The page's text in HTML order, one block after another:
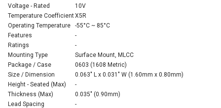
Voltage - Rated
10V
Temperature CoefficientX5R
Operating Temperature
-55°C ~ 85°C
Features
-
Ratings
-
Mounting Type
Surface Mount, MLCC
Package / Case
0603 (1608 Metric)
Size / Dimension
0.063" L x 0.031" W (1.60mm x 0.80mm)
Height - Seated (Max)
-
Thickness (Max)
0.035" (0.90mm)
Lead Spacing
-